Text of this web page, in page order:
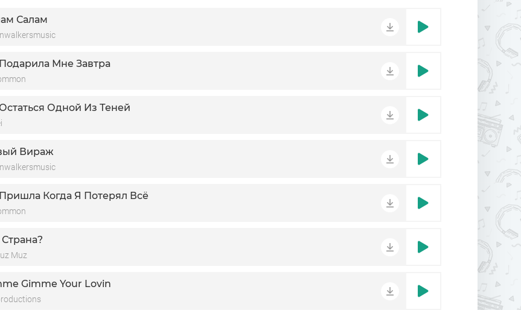
Салам
Мне Завтра
Одной Из Теней
Вираж
Когда Я Потерял Всё
Страна?
Muz
Gimme Your Lovin